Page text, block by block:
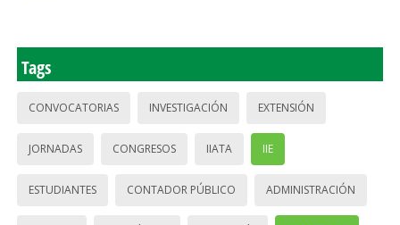
Tags
CONVOCATORIAS INVESTIGACIÓN EXTENSIÓN
JORNADAS CONGRESOS IIATA IIE
ESTUDIANTES CONTADOR PÚBLICO ADMINISTRACIÓN